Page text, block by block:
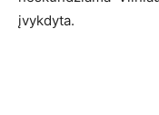
įvykdyta.